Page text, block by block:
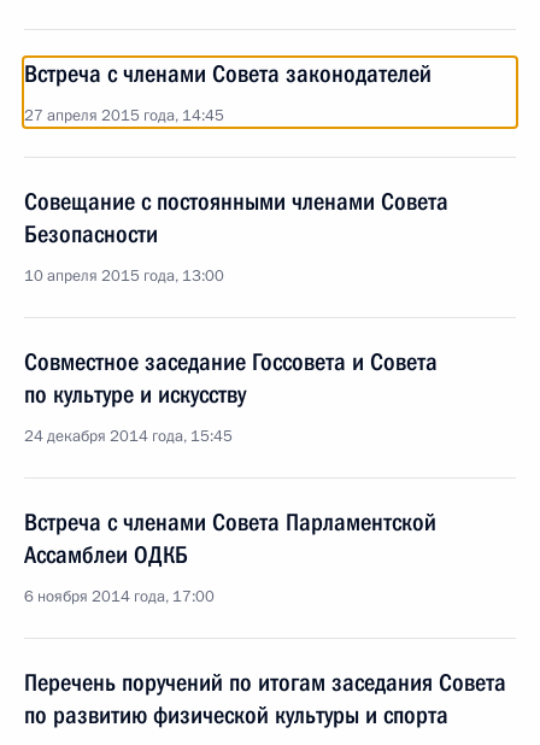
Встреча с членами Совета законодателей
27 апреля 2015 года, 14:45
Совещание с постоянными членами Совета
Безопасности
10 апреля 2015 года, 13:00
Совместное заседание Госсовета и Совета
по культуре и искусству
24 декабря 2014 года, 15:45
Встреча с членами Совета Парламентской
Ассамблеи ОДКБ
6 ноября 2014 года, 17:00
Перечень поручений по итогам заседания Совета
по развитию физической культуры и спорта